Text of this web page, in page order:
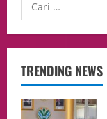
TRENDING NEWS
2